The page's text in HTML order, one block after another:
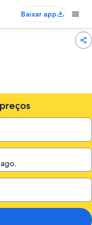
Baixar app